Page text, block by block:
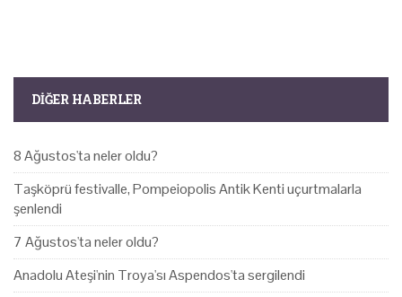
DIĞER HABERLER
8 Ağustos'ta neler oldu?
Taşköprü festivalle, Pompeiopolis Antik Kenti uçurtmalarla
şenlendi
7 Ağustos'ta neler oldu?
Anadolu Ateşi'nin Troya'sı Aspendos'ta sergilendi